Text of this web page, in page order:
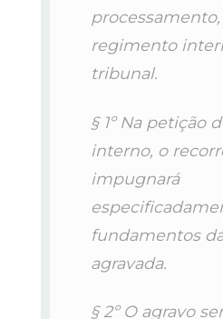
regimento
tribunal.
§ 1º Na petição
interno, o
impugnará
fundamentos
agravada.
§ 2º O agravo